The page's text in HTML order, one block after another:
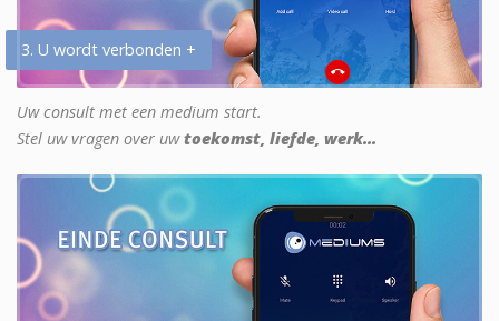
3. U wordt verbonden +
Uw consult met een medium start.
Stel uw vragen over uwtoekomst, liefde, werk...